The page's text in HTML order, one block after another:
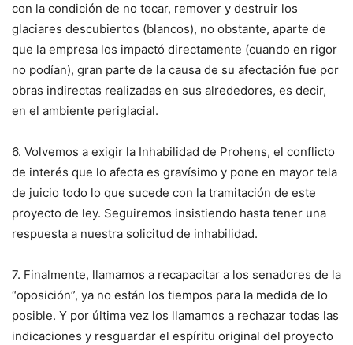
con la condición de no tocar, remover y destruir los
glaciares descubiertos (blancos), no obstante, aparte de
que la empresa los impactó directamente (cuando en rigor
no podían), gran parte de la causa de su afectación fue por
obras indirectas realizadas en sus alrededores, es decir,
en el ambiente periglacial.
6. Volvemos a exigir la Inhabilidad de Prohens, el conflicto
de interés que lo afecta es gravísimo y pone en mayor tela
de juicio todo lo que sucede con la tramitación de este
proyecto de ley. Seguiremos insistiendo hasta tener una
respuesta a nuestra solicitud de inhabilidad.
7. Finalmente, llamamos a recapacitar a los senadores de la
“oposición”, ya no están los tiempos para la medida de lo
posible. Y por última vez los llamamos a rechazar todas las
indicaciones y resguardar el espíritu original del proyecto